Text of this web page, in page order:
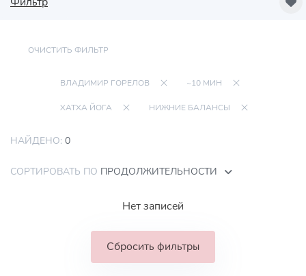
ОЧИСТИТЬ ФИЛЬТР
ВЛАДИМИР ГОРЕЛОВ ~10 МИН
ХАТХА ЙОГА НИЖНИЕ БАЛАНСЫ
НАЙДЕНО: 0
СОРТИРОВАТЬ ПО ПРОДОЛЖИТЕЛЬНОСТИ
Нет записей
Сбросить фильтры